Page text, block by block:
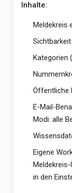
Inhalte:
Meldekreis
Kategorien
Öffentliche
E-Mail-
Modi: alle
Eigene
in den